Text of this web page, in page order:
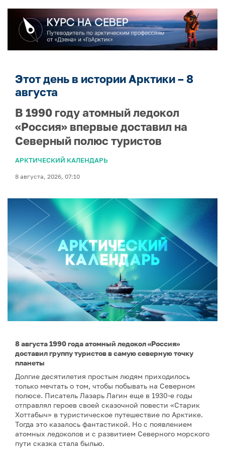
Этот день в истории Арктики – 8
августа
В 1990 году атомный ледокол
«Россия» впервые доставил на
Северный полюс туристов
АРКТИЧЕСКИЙ КАЛЕНДАРЬ
8 августа, 2026, 07:10
8 августа 1990 года атомный ледокол «Россия»
доставил группу туристов в самую северную точку
планеты
Долгие десятилетия простым людям приходилось
только мечтать о том, чтобы побывать на Северном
полюсе. Писатель Лазарь Лагин еще в 1930-е годы
отправлял героев своей сказочной повести «Старик
Хоттабыч» в туристическое путешествие по Арктике.
Тогда это казалось фантастикой. Но с появлением
атомных ледоколов и с развитием Северного морского
пути сказка стала былью.